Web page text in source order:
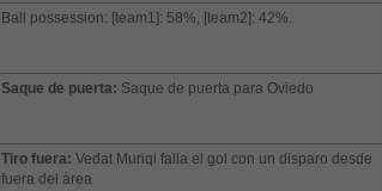
Ball possession: [team1]: 58%, [team2]: 42%.
Saque de puerta: Saque de puerta para Oviedo
Tiro fuera: Vedat Muriqi falla el gol con un disparo desde
fuera del área